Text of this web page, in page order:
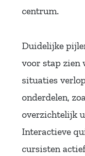
centrum.
Duidelijke
voor stap zien
situaties
onderdelen,
overzichtelijk
Interactieve
cursisten